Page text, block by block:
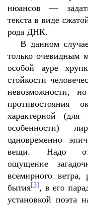
нюансов —
текста в виде
рода ДНК.
В данном
только очевидным
особой ауре
стойкости
невозможности,
противостояния
характерной
особенности)
одновременно
вещи. Надо
ощущение
всемирного ветра,
бытия[3] , в его
установкой поэта